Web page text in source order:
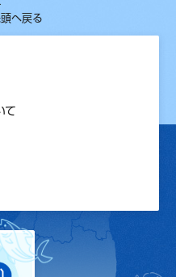
へ戻る
て